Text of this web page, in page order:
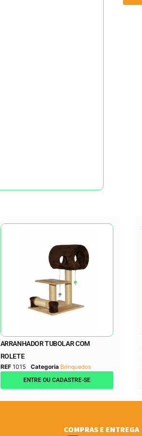
ARRANHADOR TUBOLAR COM
ROLETE
REF 1015 Categoria Brinquedos
ENTRE OU CADASTRE-SE
COMPRAS E ENTREGA